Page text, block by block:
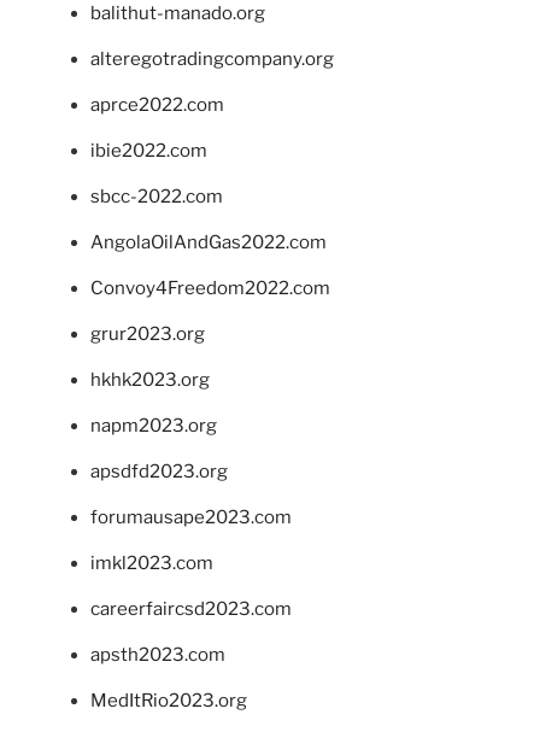
balithut-manado.org
alteregotradingcompany.org
aprce2022.com
ibie2022.com
sbcc-2022.com
AngolaOilAndGas2022.com
Convoy4Freedom2022.com
grur2023.org
hkhk2023.org
napm2023.org
apsdfd2023.org
forumausape2023.com
imkl2023.com
careerfaircsd2023.com
apsth2023.com
MedItRio2023.org